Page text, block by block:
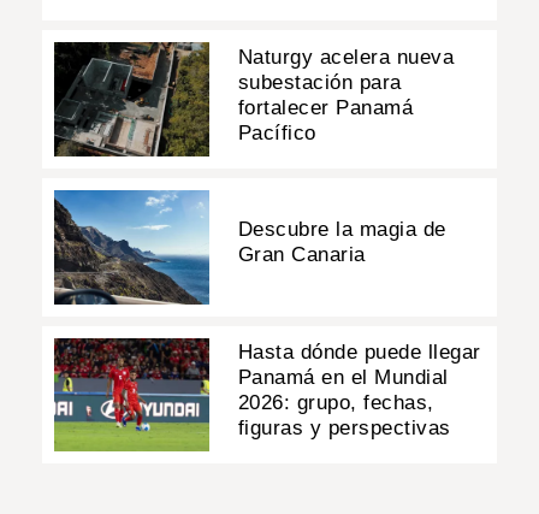
Naturgy acelera nueva
subestación para
fortalecer Panamá
Pacífico
Descubre la magia de
Gran Canaria
Hasta dónde puede llegar
Panamá en el Mundial
2026: grupo, fechas,
figuras y perspectivas